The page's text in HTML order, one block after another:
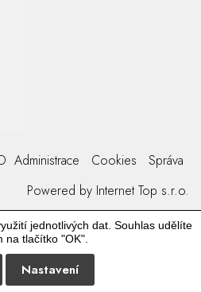
Administrace Cookies
Správa
Powered by Internet Top s.r.o.
jednotlivých dat. Souhlas udělíte
na tlačítko "OK".
Nastavení